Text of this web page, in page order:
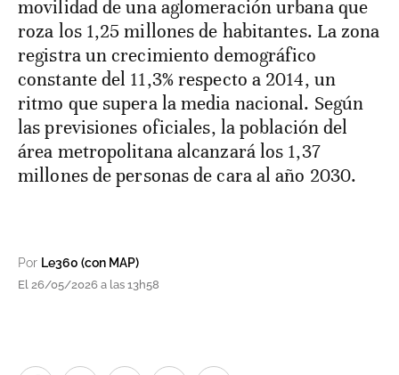
movilidad de una aglomeración urbana que
roza los 1,25 millones de habitantes. La zona
registra un crecimiento demográfico
constante del 11,3% respecto a 2014, un
ritmo que supera la media nacional. Según
las previsiones oficiales, la población del
área metropolitana alcanzará los 1,37
millones de personas de cara al año 2030.
Por Le360 (con MAP)
El 26/05/2026 a las 13h58